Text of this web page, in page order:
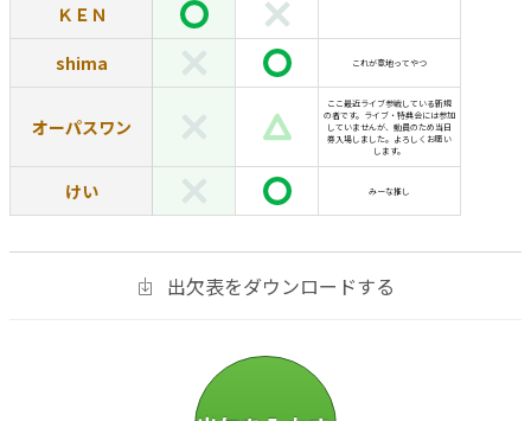
ＫＥＮ
shima これが意地ってやつ
オーパスワン
ここ最近ライブ参戦している新規
の者です。ライブ・特典会には参加
していませんが、動員のため当日
券入場しました。よろしくお願い
します。
けい みーな推し
出欠表をダウンロードする